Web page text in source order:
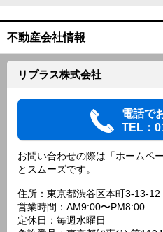
不動産会社情報
リプラス株式会社
電話で
TEL：
お問い合わせの際は「ホームペ
とスムーズです。
住所：東京都渋谷区本町3-13-
営業時間：AM9:00〜PM8:00
定休日：毎週水曜日